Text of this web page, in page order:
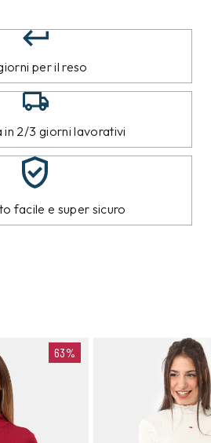
per il reso
in 2/3 giorni lavorativi
facile e super sicuro
63%